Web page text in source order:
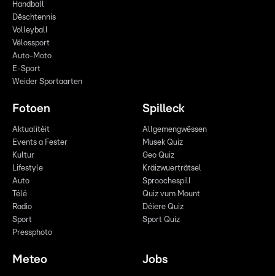
Handball
Dëschtennis
Volleyball
Vëlossport
Auto-Moto
E-Sport
Weider Sportaarten
Fotoen
Aktualitéit
Events a Fester
Kultur
Lifestyle
Auto
Télé
Radio
Sport
Pressphoto
Spilleck
Allgemengwëssen
Musek Quiz
Geo Quiz
Kräizwuerträtsel
Sproochespill
Quiz vum Mount
Déiere Quiz
Sport Quiz
Meteo Jobs